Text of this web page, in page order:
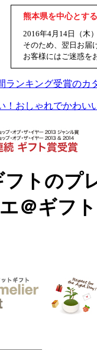
熊本県を中心とす
2016年4月14日（木
そのため、翌日お届
お客様にはご迷惑を
ランキング受賞のカ
！おしゃれでかわい
トのプ
＠ギフ